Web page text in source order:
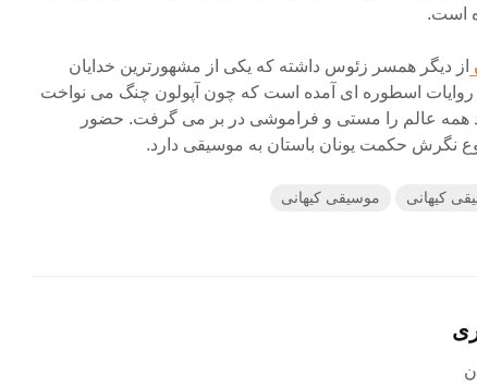
از دیگر همسر زئوس داشته که یکی از مشهورترین خدایان
روایات اسطوره ای آمده است که چون آپولون چنگ می نواخت
همه عالم را مستی و فراموشی در بر می گرفت. حضور
نوع نگرش حکمت یونان باستان به موسیقی دارد.
کیهانی موسیقی کیهانی